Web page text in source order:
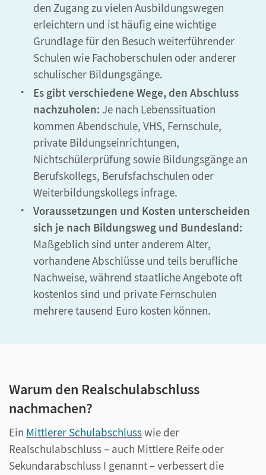
den Zugang zu vielen Ausbildungswegen
erleichtern und ist häufig eine wichtige
Grundlage für den Besuch weiterführender
Schulen wie Fachoberschulen oder anderer
schulischer Bildungsgänge.
Es gibt verschiedene Wege, den Abschluss
nachzuholen: Je nach Lebenssituation
kommen Abendschule, VHS, Fernschule,
private Bildungseinrichtungen,
Nichtschülerprüfung sowie Bildungsgänge an
Berufskollegs, Berufsfachschulen oder
Weiterbildungskollegs infrage.
Voraussetzungen und Kosten unterscheiden
sich je nach Bildungsweg und Bundesland:
Maßgeblich sind unter anderem Alter,
vorhandene Abschlüsse und teils berufliche
Nachweise, während staatliche Angebote oft
kostenlos sind und private Fernschulen
mehrere tausend Euro kosten können.
Warum den Realschulabschluss
nachmachen?
Ein Mittlerer Schulabschlusswie der
Realschulabschluss – auch Mittlere Reife oder
Sekundarabschluss I genannt – verbessert die